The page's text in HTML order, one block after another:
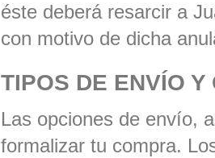
éste deberá resarcir a
con motivo de dicha
TIPOS DE ENVÍO Y
Las opciones de envío,
formalizar tu compra.